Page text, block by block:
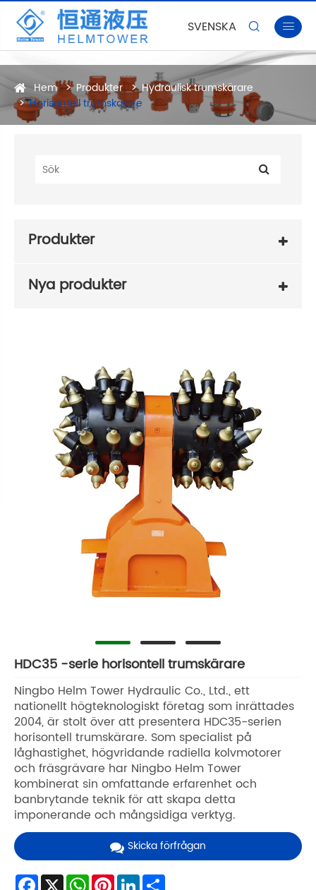
SVENSKA  
Hem Produkter
Hydraulisk trumskärare
Horisontell trumskärare
Produkter
Nya produkter
HDC35 -serie horisontell trumskärare
Ningbo Helm Tower Hydraulic Co., Ltd., ett
nationellt högteknologiskt företag som inrättades
2004, är stolt över att presentera HDC35-serien
horisontell trumskärare. Som specialist på
låghastighet, högvridande radiella kolvmotorer
och fräsgrävare har Ningbo Helm Tower
kombinerat sin omfattande erfarenhet och
banbrytande teknik för att skapa detta
imponerande och mångsidiga verktyg.
Skicka förfrågan
Facebook
X WhatsApp
Pinterest
LinkedIn